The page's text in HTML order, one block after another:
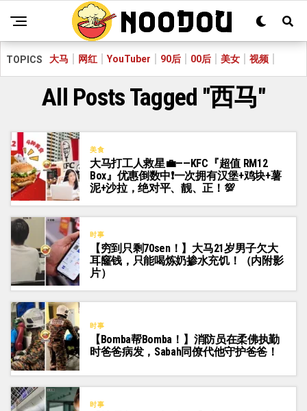
TOPICS 大马 网红 YouTuber 90后 00后 美女 视频
All Posts Tagged "西马"
美食
大马打工人救星💼——KFC『超值 RM12
Box』优惠倒数中❗一次拥有汉堡+鸡块+薯
泥+沙拉，绝对平、靓、正！💯
时事
【穷到只剩70sen！】大马21岁男子欠大
耳窿钱，只能喝炼奶掺水充饥！（内附影
片）
时事
【Bomba帮Bomba！】消防员在柔佛执勤
时爸爸病发，Sabah同僚代他守护爸爸！
时事